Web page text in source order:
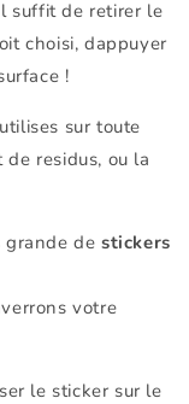
suffit de retirer le
choisi, dappuyer
!
sur toute
residus, ou la
grande de stickers
votre
le sticker sur le